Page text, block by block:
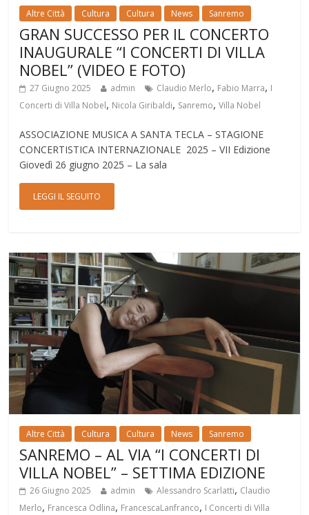
Altre Città Cultura Cultura News Sanremo
GRAN SUCCESSO PER IL CONCERTO
INAUGURALE “I CONCERTI DI VILLA
NOBEL” (VIDEO E FOTO)
27 Giugno 2025 admin Claudio Merlo, Fabio Marra, I
Concerti di Villa Nobel, Nicola Giribaldi, Sanremo,Villa Nobel
ASSOCIAZIONE MUSICA A SANTA TECLA – STAGIONE
CONCERTISTICA INTERNAZIONALE 2025 – VII Edizione
Giovedì 26 giugno 2025 – La sala
LEGGI IL SEGUITO
Altre Città Cultura Cultura News Sanremo
SANREMO – AL VIA “I CONCERTI DI
VILLA NOBEL” – SETTIMA EDIZIONE
26 Giugno 2025 admin Alessandro Scarlatti, Claudio
Merlo, Francesca Odlina, FrancescaLanfranco, I Concerti di Villa